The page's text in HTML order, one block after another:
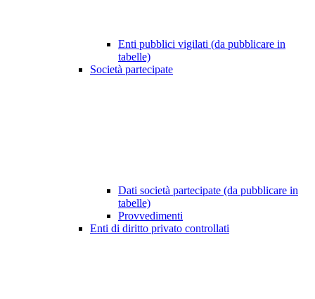
Enti pubblici vigilati (da pubblicare in
tabelle)
Società partecipate
Dati società partecipate (da pubblicare in
tabelle)
Provvedimenti
Enti di diritto privato controllati